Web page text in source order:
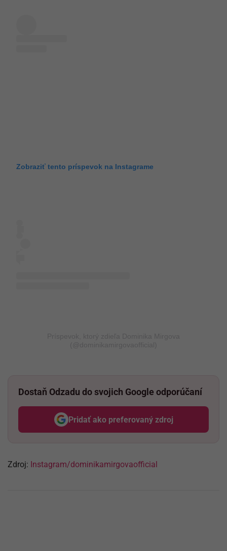
Zobraziť tento príspevok na Instagrame
Dostaň Odzadu do svojich Google odporúčaní
Pridať ako preferovaný zdroj
Odzadu, odkaz sa otvorí v
Zdroj: Instagram/dominikamirgovaofficial